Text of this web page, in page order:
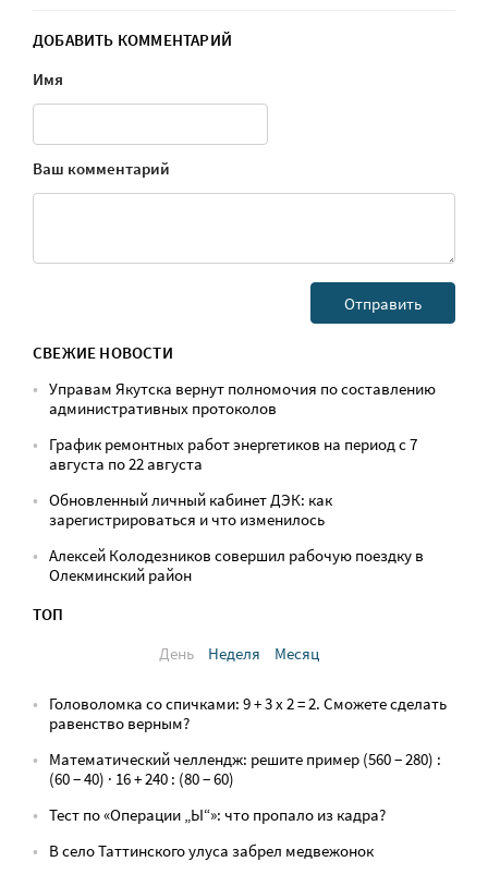
ДОБАВИТЬ КОММЕНТАРИЙ
Имя
Ваш комментарий
СВЕЖИЕ НОВОСТИ
Управам Якутска вернут полномочия по составлению
административных протоколов
График ремонтных работ энергетиков на период с 7
августа по 22 августа
Обновленный личный кабинет ДЭК: как
зарегистрироваться и что изменилось
Алексей Колодезников совершил рабочую поездку в
Олекминский район
ТОП
День
Неделя Месяц
Головоломка со спичками: 9 + 3 х 2 = 2. Сможете сделать
равенство верным?
Математический челлендж: решите пример (560 − 280) :
(60 − 40) · 16 + 240 : (80 − 60)
Тест по «Операции „Ы“»: что пропало из кадра?
В село Таттинского улуса забрел медвежонок